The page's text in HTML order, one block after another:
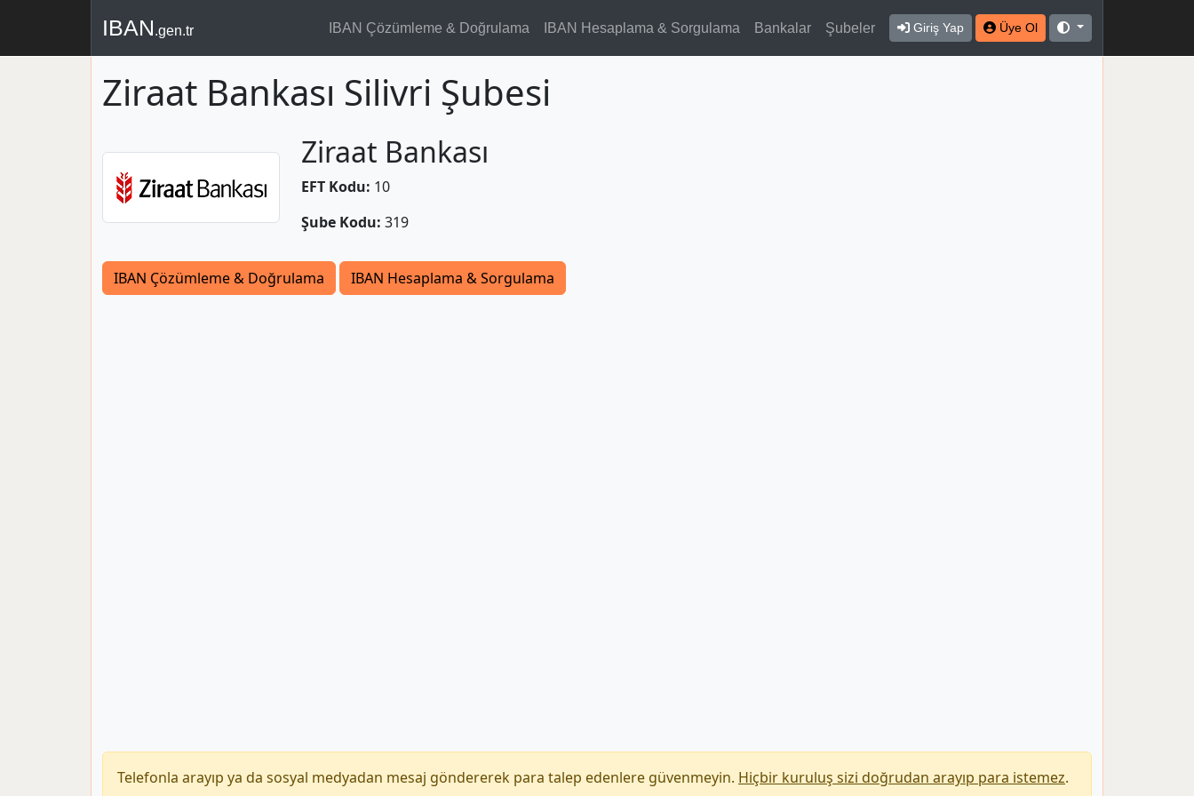
IBAN.gen.tr IBAN Çözümleme & Doğrulama IBAN Hesaplama & Sorgulama Bankalar Şubeler Giriş Yap Üye Ol
Ziraat Bankası Silivri Şubesi
Ziraat Bankası
EFT Kodu: 10
Şube Kodu: 319
IBAN Çözümleme & Doğrulama IBAN Hesaplama & Sorgulama
Telefonla arayıp ya da sosyal medyadan mesaj göndererek para talep edenlere güvenmeyin. Hiçbir kuruluş sizi doğrudan arayıp para istemez.